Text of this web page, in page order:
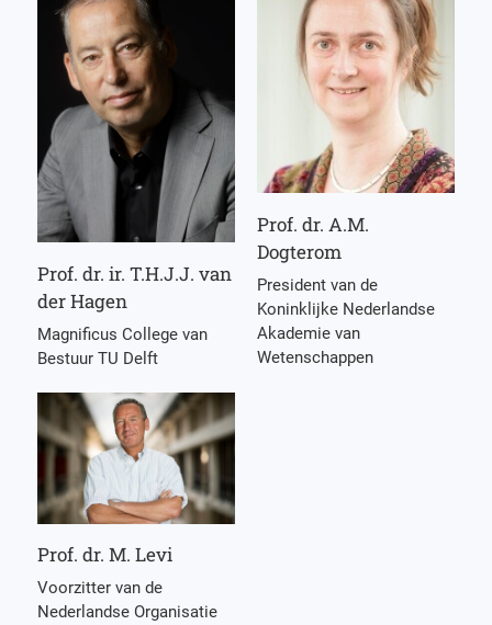
Prof. dr. ir. T.H.J.J. van
der Hagen
Magnificus College van
Bestuur TU Delft
Prof. dr. A.M.
Dogterom
President van de
Koninklijke Nederlandse
Akademie van
Wetenschappen
Prof. dr. M. Levi
Voorzitter van de
Nederlandse Organisatie